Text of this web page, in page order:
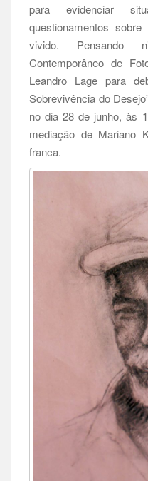
para evidenciar
questionamentos
vivido. Pensando
Contemporâneo de
Leandro Lage para
Sobrevivência do
no dia 28 de junho, às
mediação de Mariano
franca.